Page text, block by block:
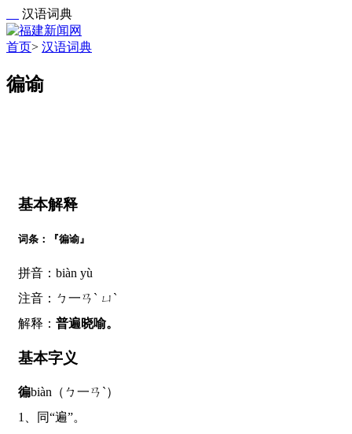
汉语词典
首页> 汉语词典
徧谕
基本解释
词条：『徧谕』
拼音：biàn yù
注音：ㄅ一ㄢˋ ㄩˋ
解释： 普遍晓喻。
基本字义
徧biàn（ㄅ一ㄢˋ）
1、同“遍”。